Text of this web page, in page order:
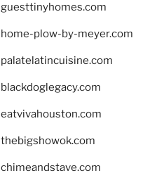
guesttinyhomes.com
home-plow-by-meyer.com
palatelatincuisine.com
blackdoglegacy.com
eatvivahouston.com
thebigshowok.com
chimeandstave.com